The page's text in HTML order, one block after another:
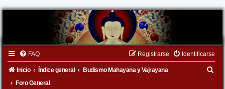
FAQ Identificarse
Registrarse
Inicio Índice general
Budismo Mahayana y Vajrayana
Foro General